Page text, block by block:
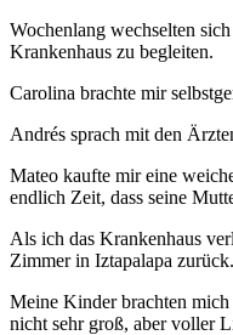
Wochenlang wechselten
Krankenhaus zu begleiten.
Carolina brachte mir
Andrés sprach mit den
Mateo kaufte mir eine
endlich Zeit, dass seine
Als ich das Krankenhaus
Zimmer in Iztapalapa zurück.
Meine Kinder brachten
nicht sehr groß, aber voller